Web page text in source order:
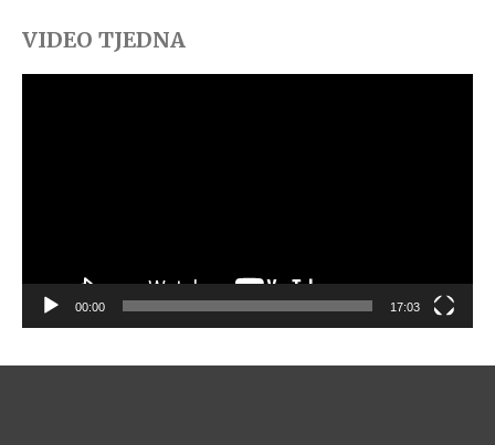
VIDEO TJEDNA
y
00:00 17:03